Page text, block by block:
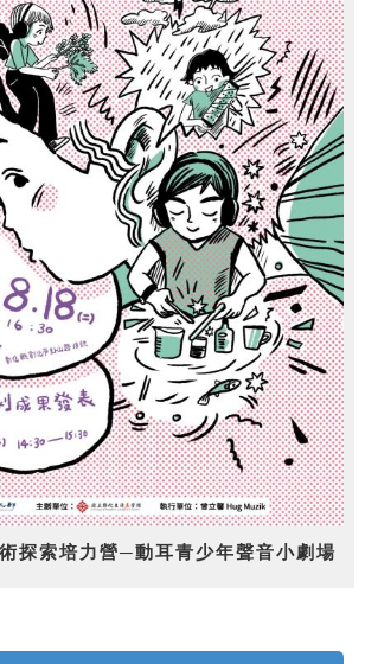
探索培力營─動耳青少年聲音小劇場